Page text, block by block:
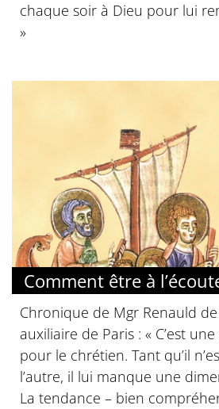
chaque soir à Dieu pour lui
»
Comment être à
Chronique de Mgr Renauld
auxiliaire de Paris : « C’est
pour le chrétien. Tant qu’il
l’autre, il lui manque une
La tendance – bien